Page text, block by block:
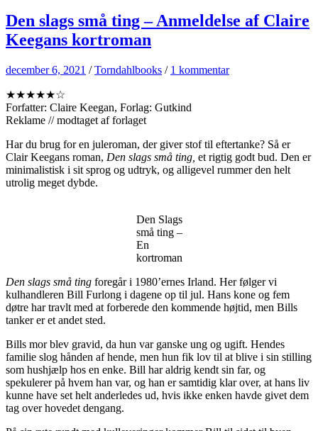
Den slags små ting – Anmeldelse af Claire
Keegans kortroman
december 6, 2021 /Torndahlbooks / 1 kommentar
★★★★★☆
Forfatter: Claire Keegan, Forlag: Gutkind
Reklame // modtaget af forlaget
Har du brug for en juleroman, der giver stof til eftertanke? Så er
Clair Keegans roman, Den slags små ting, et rigtig godt bud. Den er
minimalistisk i sit sprog og udtryk, og alligevel rummer den helt
utrolig meget dybde.
Den Slags
små ting –
En
kortroman
Den slags små ting foregår i 1980’ernes Irland. Her følger vi
kulhandleren Bill Furlong i dagene op til jul. Hans kone og fem
døtre har travlt med at forberede den kommende højtid, men Bills
tanker er et andet sted.
Bills mor blev gravid, da hun var ganske ung og ugift. Hendes
familie slog hånden af hende, men hun fik lov til at blive i sin stilling
som hushjælp hos en enke. Bill har aldrig kendt sin far, og
spekulerer på hvem han var, og han er samtidig klar over, at hans liv
kunne have set helt anderledes ud, hvis ikke enken havde givet dem
tag over hovedet dengang.